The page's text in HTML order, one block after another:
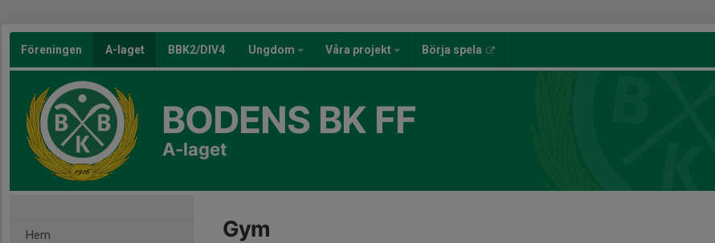
Föreningen A-laget BBK2/DIV4 Ungdom Våra projekt Börja spela
BODENS BK FF
A-laget
Hem Gym